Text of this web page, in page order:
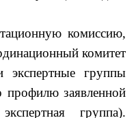
комиссию,
комитет
экспертные группы
профилю заявленной
группа).